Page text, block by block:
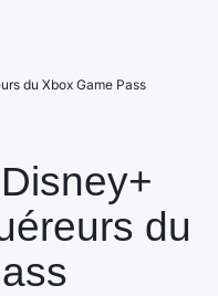
du
du Xbox Game Pass